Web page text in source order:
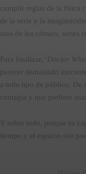
cumplir reglas de la física
de la serie y la
sino de los cómics, series
Para finalizar, ‘ Doctor Who
parecer demasiado
a todo tipo de público. De
contagia y que prefiere
Y sobre todo, porque es
tiempo y el espacio son